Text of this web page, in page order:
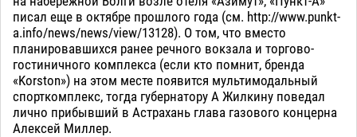
писал еще в октябре прошлого года (см. http://www.punkt-
a.info/news/news/view/13128). О том, что вместо
планировавшихся ранее речного вокзала и торгово-
гостиничного комплекса (если кто помнит, бренда
«Korston») на этом месте появится мультимодальный
спорткомплекс, тогда губернатору А Жилкину поведал
лично прибывший в Астрахань глава газового концерна
Алексей Миллер.